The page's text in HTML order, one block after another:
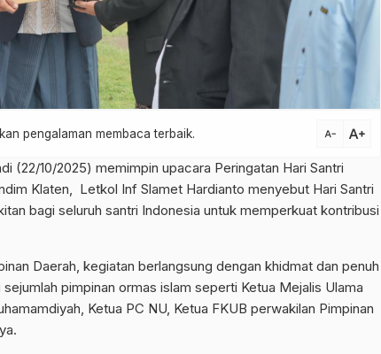
pengalaman membaca terbaik. text_decrease text_increase
(22/10/2025) memimpin upacara Peringatan Hari Santri
Klaten, Letkol Inf Slamet Hardianto menyebut Hari Santri
bagi seluruh santri Indonesia untuk memperkuat kontribusi
Daerah, kegiatan berlangsung dengan khidmat dan penuh
pimpinan ormas islam seperti Ketua Mejalis Ulama
Ketua PC NU, Ketua FKUB perwakilan Pimpinan